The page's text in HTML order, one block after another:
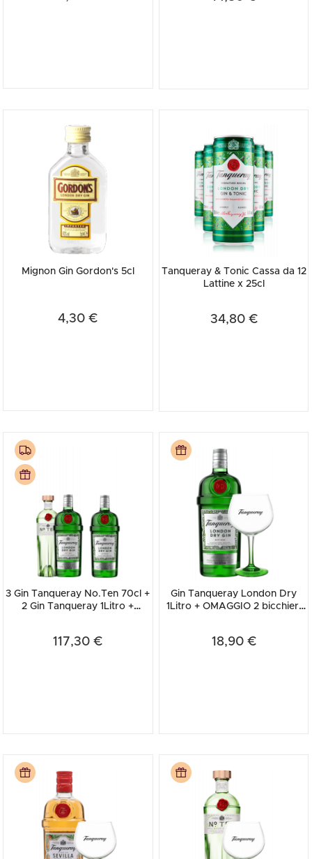
Mignon Gin Gordon's 5cl
4,30 €
Tanqueray & Tonic Cassa da 12
Lattine x 25cl
34,80 €
3 Gin Tanqueray No.Ten 70cl +
2 Gin Tanqueray 1Litro +
117,30 €
Gin Tanqueray London Dry
1Litro + OMAGGIO 2 bicchieri
18,90 €